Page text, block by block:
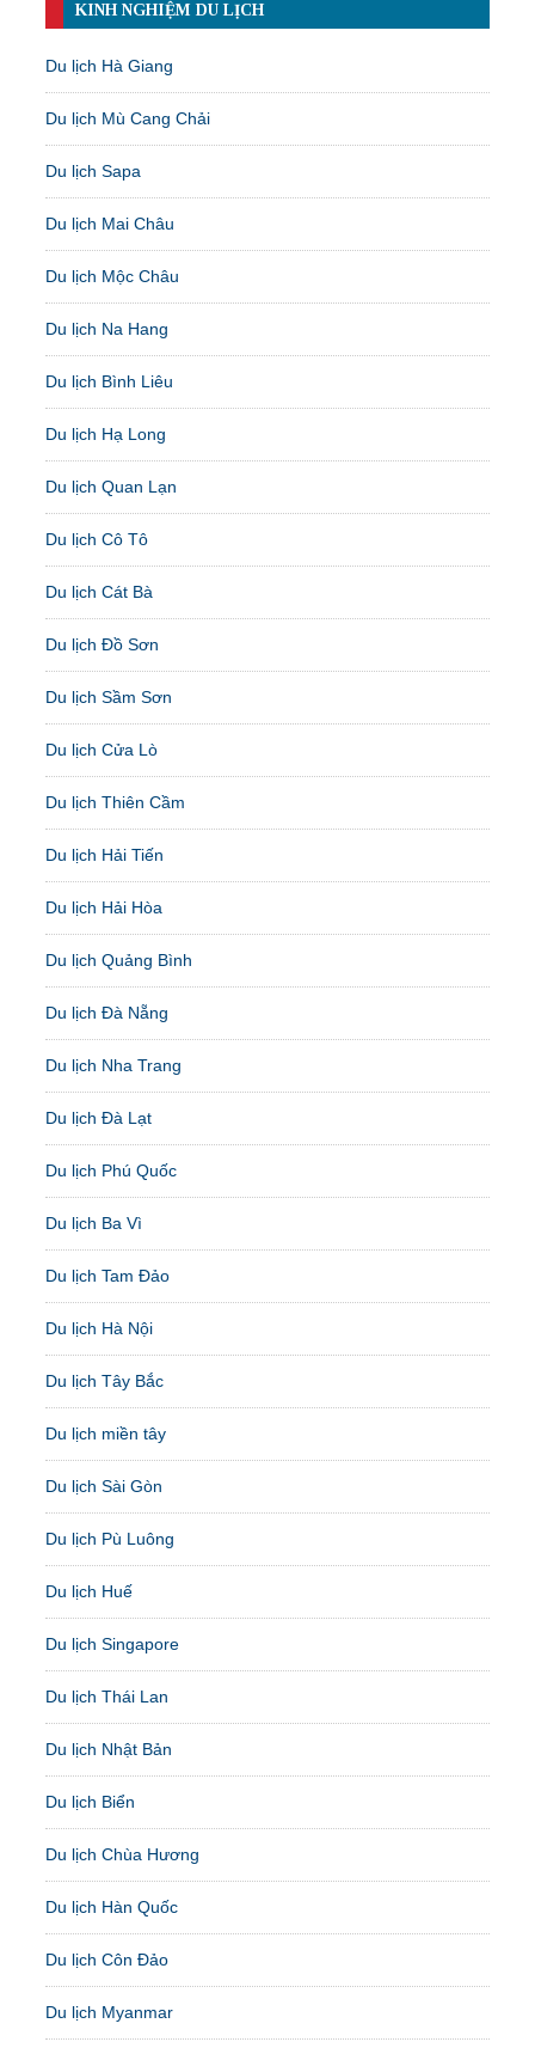
KINH NGHIỆM DU LỊCH
Du lịch Hà Giang
Du lịch Mù Cang Chải
Du lịch Sapa
Du lịch Mai Châu
Du lịch Mộc Châu
Du lịch Na Hang
Du lịch Bình Liêu
Du lịch Hạ Long
Du lịch Quan Lạn
Du lịch Cô Tô
Du lịch Cát Bà
Du lịch Đồ Sơn
Du lịch Sầm Sơn
Du lịch Cửa Lò
Du lịch Thiên Cầm
Du lịch Hải Tiến
Du lịch Hải Hòa
Du lịch Quảng Bình
Du lịch Đà Nẵng
Du lịch Nha Trang
Du lịch Đà Lạt
Du lịch Phú Quốc
Du lịch Ba Vì
Du lịch Tam Đảo
Du lịch Hà Nội
Du lịch Tây Bắc
Du lịch miền tây
Du lịch Sài Gòn
Du lịch Pù Luông
Du lịch Huế
Du lịch Singapore
Du lịch Thái Lan
Du lịch Nhật Bản
Du lịch Biển
Du lịch Chùa Hương
Du lịch Hàn Quốc
Du lịch Côn Đảo
Du lịch Myanmar